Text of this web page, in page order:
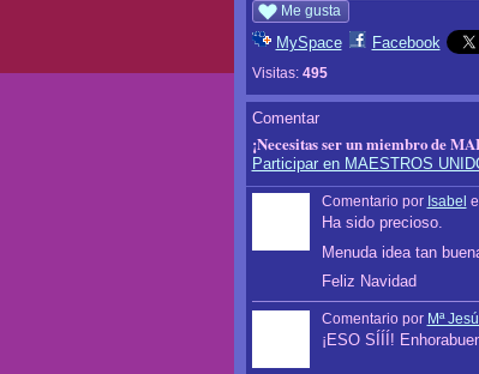
Me gusta
MySpace Facebook
Visitas: 495
Comentar
¡Necesitas ser un miembro de
Participar en MAESTROS
Comentario por Isabel
Ha sido precioso.
Menuda idea tan
Feliz Navidad
Comentario por Mª
¡ESO SÍÍÍ!